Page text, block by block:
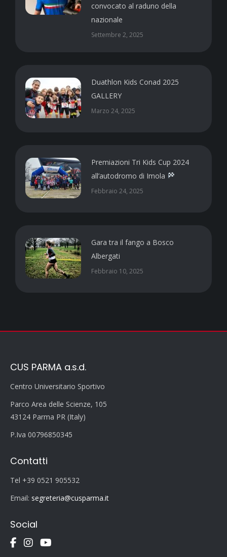
convocato al raduno della
nazionale
Settembre 2, 2025
Duathlon Kids Conad 2025
GALLERY
Marzo 24, 2025
Premiazioni Tri Kids Cup 2024
all’autodromo di Imola
Febbraio 24, 2025
Gara tra il fango a Bosco
Albergati
Febbraio 10, 2025
CUS PARMA a.s.d.
Centro Universitario Sportivo
Parco Area delle Scienze, 105
43124 Parma PR (Italy)
P.Iva 00796850345
Contatti
Tel +39 0521 905532
Email: segreteria@cusparma.it
Social